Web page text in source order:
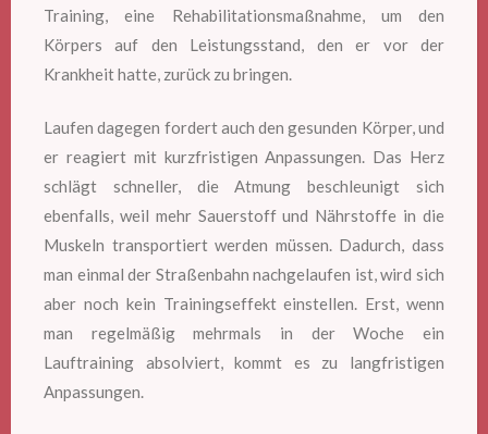
Training, eine Rehabilitationsmaßnahme, um den
Körpers auf den Leistungsstand, den er vor der
Krankheit hatte, zurück zu bringen.
Laufen dagegen fordert auch den gesunden Körper, und
er reagiert mit kurzfristigen Anpassungen. Das Herz
schlägt schneller, die Atmung beschleunigt sich
ebenfalls, weil mehr Sauerstoff und Nährstoffe in die
Muskeln transportiert werden müssen. Dadurch, dass
man einmal der Straßenbahn nachgelaufen ist, wird sich
aber noch kein Trainingseffekt einstellen. Erst, wenn
man regelmäßig mehrmals in der Woche ein
Lauftraining absolviert, kommt es zu langfristigen
Anpassungen.